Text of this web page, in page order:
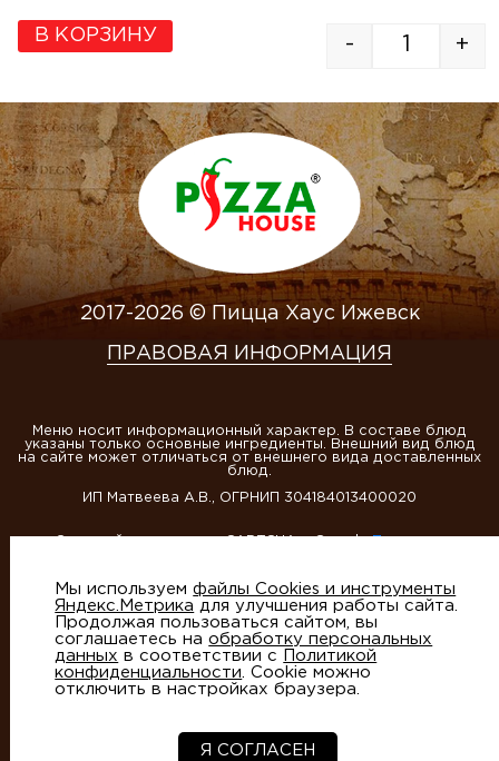
- +
В КОРЗИНУ
2017-2026 © Пицца Хаус Ижевск
ПРАВОВАЯ ИНФОРМАЦИЯ
Меню носит информационный характер. В составе блюд
указаны только основные ингредиенты. Внешний вид блюд
на сайте может отличаться от внешнего вида доставленных
блюд.
ИП Матвеева А.В., ОГРНИП 304184013400020
Создание сайтов- студия Артико
Мы используемфайлы Cookies и инструменты
Яндекс.Метрика для улучшения работы сайта.
Продолжая пользоваться сайтом, вы
соглашаетесь наобработку персональных
данных в соответствии с
Политикой
конфиденциальности . Cookie можно
отключить в настройках браузера.
Я СОГЛАСЕН